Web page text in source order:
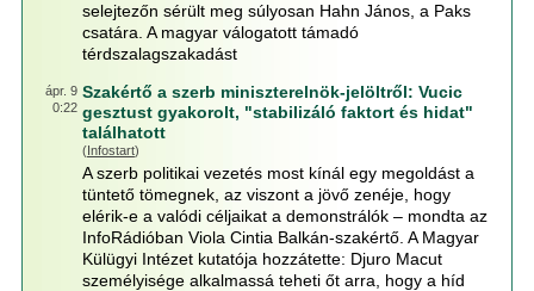
selejtezőn sérült meg súlyosan Hahn János, a Paks
csatára. A magyar válogatott támadó
térdszalagszakadást
ápr. 9
0:22
Szakértő a szerb miniszterelnök-jelöltről: Vucic
gesztust gyakorolt, "stabilizáló faktort és hidat"
találhatott
(Infostart)
A szerb politikai vezetés most kínál egy megoldást a
tüntető tömegnek, az viszont a jövő zenéje, hogy
elérik-e a valódi céljaikat a demonstrálók – mondta az
InfoRádióban Viola Cintia Balkán-szakértő. A Magyar
Külügyi Intézet kutatója hozzátette: Djuro Macut
személyisége alkalmassá teheti őt arra, hogy a híd